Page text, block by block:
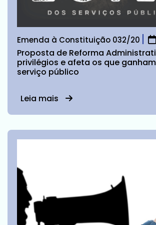
Emenda à Constituição 032/20
Proposta de Reforma
privilégios e afeta os que
serviço público
Leia mais